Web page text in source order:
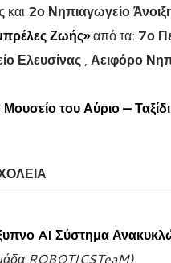
και 2ο Νηπιαγωγείο
Ζωής»από τα: 7ο
Ελευσίνας Αειφόρο
Μουσείο του Αύριο —
AI Σύστημα
ROBOTICSTeaM)